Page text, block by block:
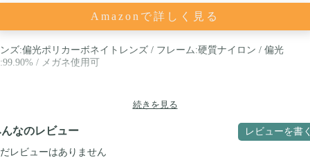
Amazonで詳しく見る
ズ:偏光ポリカーボネイトレンズ / フレーム:硬質ナイロン / 偏光
/ メガネ使用可
続きを見る
なのレビュー レビューを書く
レビューはありません